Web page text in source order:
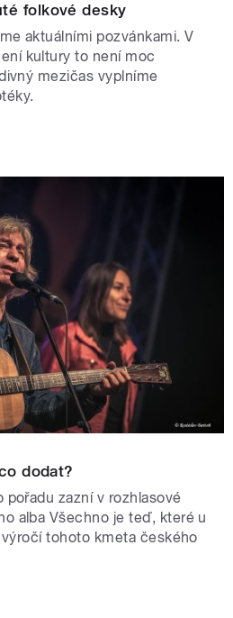
folkové desky
aktuálními pozvánkami. V
kultury to není moc
mezičas vyplníme
dodat?
zazní v rozhlasové
alba Všechno je teď, které u
tohoto kmeta českého